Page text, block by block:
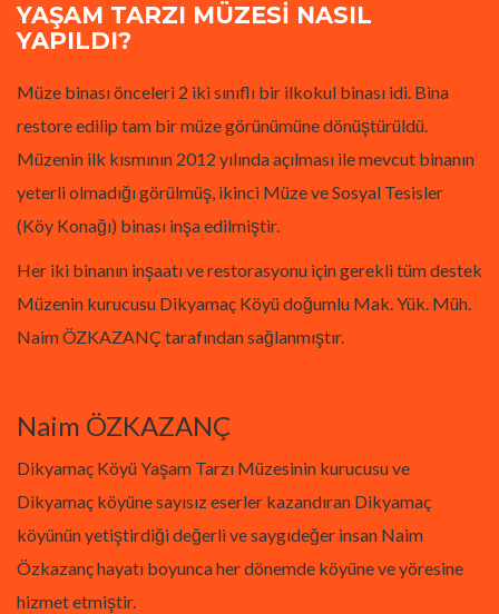
YAŞAM TARZI MÜZESI NASIL
YAPILDI?
Müze binası önceleri 2 iki sınıflı bir ilkokul binası idi. Bina
restore edilip tam bir müze görünümüne dönüştürüldü.
Müzenin ilk kısmının 2012 yılında açılması ile mevcut binanın
yeterli olmadığı görülmüş, ikinci Müze ve Sosyal Tesisler
(Köy Konağı) binası inşa edilmiştir.
Her iki binanın inşaatı ve restorasyonu için gerekli tüm destek
Müzenin kurucusu Dikyamaç Köyü doğumlu Mak. Yük. Müh.
Naim ÖZKAZANÇ tarafından sağlanmıştır.
Naim ÖZKAZANÇ
Dikyamaç Köyü Yaşam Tarzı Müzesinin kurucusu ve
Dikyamaç köyüne sayısız eserler kazandıran Dikyamaç
köyünün yetiştirdiği değerli ve saygıdeğer insan Naim
Özkazanç hayatı boyunca her dönemde köyüne ve yöresine
hizmet etmiştir.